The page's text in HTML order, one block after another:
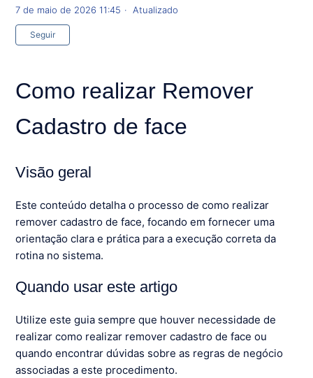
7 de maio de 2026 11:45 Atualizado
Seguir
Como realizar Remover
Cadastro de face
Visão geral
Este conteúdo detalha o processo de como realizar
remover cadastro de face, focando em fornecer uma
orientação clara e prática para a execução correta da
rotina no sistema.
Quando usar este artigo
Utilize este guia sempre que houver necessidade de
realizar como realizar remover cadastro de face ou
quando encontrar dúvidas sobre as regras de negócio
associadas a este procedimento.